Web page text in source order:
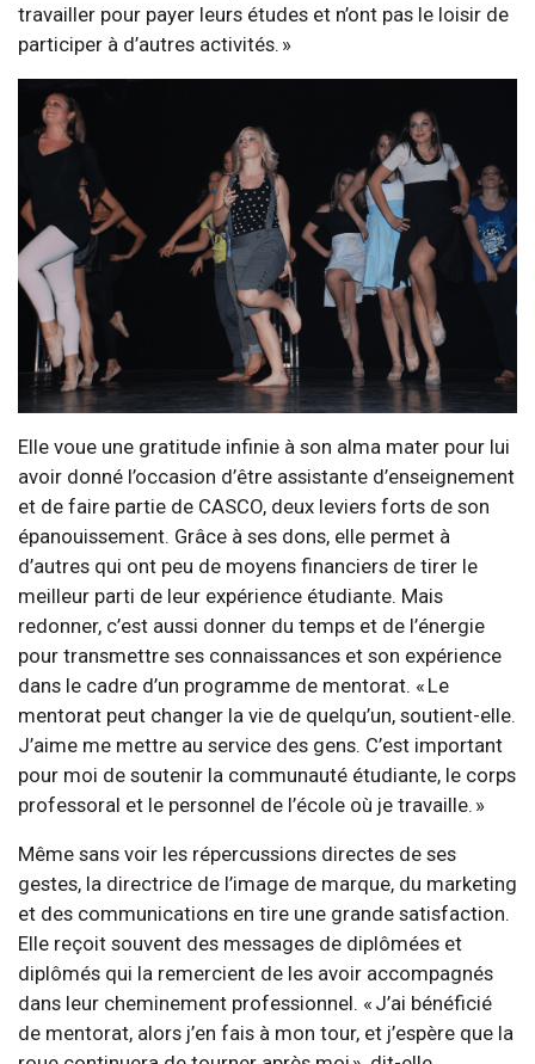
travailler pour payer leurs études et n’ont pas le loisir de
participer à d’autres activités. »
Elle voue une gratitude infinie à son alma mater pour lui
avoir donné l’occasion d’être assistante d’enseignement
et de faire partie de CASCO, deux leviers forts de son
épanouissement. Grâce à ses dons, elle permet à
d’autres qui ont peu de moyens financiers de tirer le
meilleur parti de leur expérience étudiante. Mais
redonner, c’est aussi donner du temps et de l’énergie
pour transmettre ses connaissances et son expérience
dans le cadre d’un programme de mentorat. « Le
mentorat peut changer la vie de quelqu’un, soutient-elle.
J’aime me mettre au service des gens. C’est important
pour moi de soutenir la communauté étudiante, le corps
professoral et le personnel de l’école où je travaille. »
Même sans voir les répercussions directes de ses
gestes, la directrice de l’image de marque, du marketing
et des communications en tire une grande satisfaction.
Elle reçoit souvent des messages de diplômées et
diplômés qui la remercient de les avoir accompagnés
dans leur cheminement professionnel. « J’ai bénéficié
de mentorat, alors j’en fais à mon tour, et j’espère que la